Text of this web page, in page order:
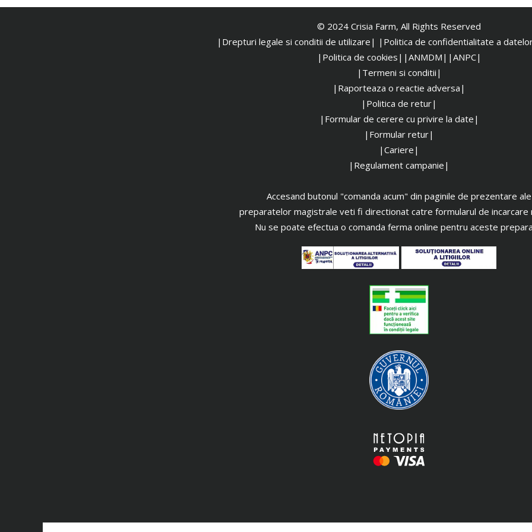
© 2024 Crisia Farm, All Rights Reserved
|Drepturi legale si conditii de utilizare| | Politica de confidentialitate a
|Politica de cookies| |ANMDM| |ANPC|
|Termeni si conditii|
|Raporteaza o reactie adversa|
|Politica de retur|
|Formular de cerere cu privire la date|
|Formular retur|
|Cariere|
|Regulament campanie|
Accesand butonul "comanda acum" din paginile de prezentare ale
preparatelor magistrale veti fi directionat catre formularul de incarcare
Nu se poate efectua o comanda ferma online pentru aceste